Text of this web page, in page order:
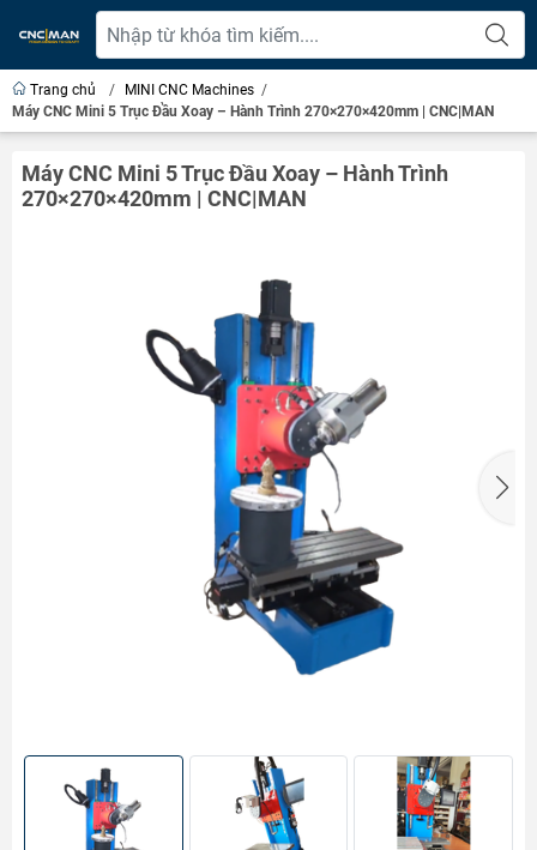
Trang chủ / MINI CNC Machines /
Máy CNC Mini 5 Trục Đầu Xoay – Hành Trình 270×270×420mm | CNC|MAN
Máy CNC Mini 5 Trục Đầu Xoay – Hành Trình
270×270×420mm | CNC|MAN